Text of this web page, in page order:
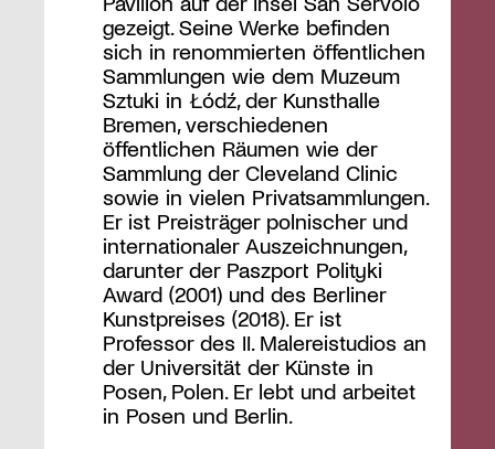
gezeigt. Seine Werke befinden
sich in renommierten öffentlichen
Sammlungen wie dem Muzeum
Sztuki in Łódź, der Kunsthalle
Bremen, verschiedenen
öffentlichen Räumen wie der
Sammlung der Cleveland Clinic
sowie in vielen Privatsammlungen.
Er ist Preisträger polnischer und
internationaler Auszeichnungen,
darunter der Paszport Polityki
Award (2001) und des Berliner
Kunstpreises (2018). Er ist
Professor des II. Malereistudios an
der Universität der Künste in
Posen, Polen. Er lebt und arbeitet
in Posen und Berlin.